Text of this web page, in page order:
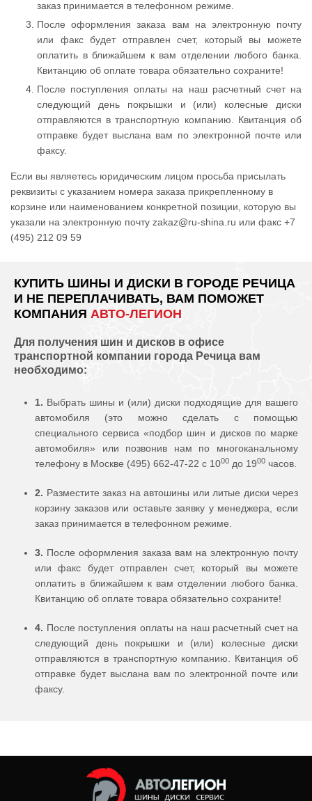
заказ принимается в телефонном режиме.
После оформления заказа вам на электронную почту
или факс будет отправлен счет, который вы можете
оплатить в ближайшем к вам отделении любого банка.
Квитанцию об оплате товара обязательно сохраните!
После поступления оплаты на наш расчетный счет на
следующий день покрышки и (или) колесные диски
отправляются в транспортную компанию. Квитанция об
отправке будет выслана вам по электронной почте или
факсу.
Если вы являетесь юридическим лицом просьба присылать
реквизиты с указанием номера заказа прикрепленному в
корзине или наименованием конкретной позиции, которую вы
указали на электронную почту zakaz@ru-shina.ru или факс +7
(495) 212 09 59
КУПИТЬ ШИНЫ И ДИСКИ В ГОРОДЕ РЕЧИЦА
И НЕ ПЕРЕПЛАЧИВАТЬ, ВАМ ПОМОЖЕТ
КОМПАНИЯ АВТО-ЛЕГИОН
Для получения шин и дисков в офисе
транспортной компании города Речица вам
необходимо:
1. Выбрать шины и (или) диски подходящие для вашего
автомобиля (это можно сделать с помощью
специального сервиса «подбор шин и дисков по марке
автомобиля» или позвонив нам по многоканальному
телефону в Москве (495) 662-47-22 с 1000 до 1900 часов.
2. Разместите заказ на автошины или литые диски через
корзину заказов или оставьте заявку у менеджера, если
заказ принимается в телефонном режиме.
3. После оформления заказа вам на электронную почту
или факс будет отправлен счет, который вы можете
оплатить в ближайшем к вам отделении любого банка.
Квитанцию об оплате товара обязательно сохраните!
4. После поступления оплаты на наш расчетный счет на
следующий день покрышки и (или) колесные диски
отправляются в транспортную компанию. Квитанция об
отправке будет выслана вам по электронной почте или
факсу.